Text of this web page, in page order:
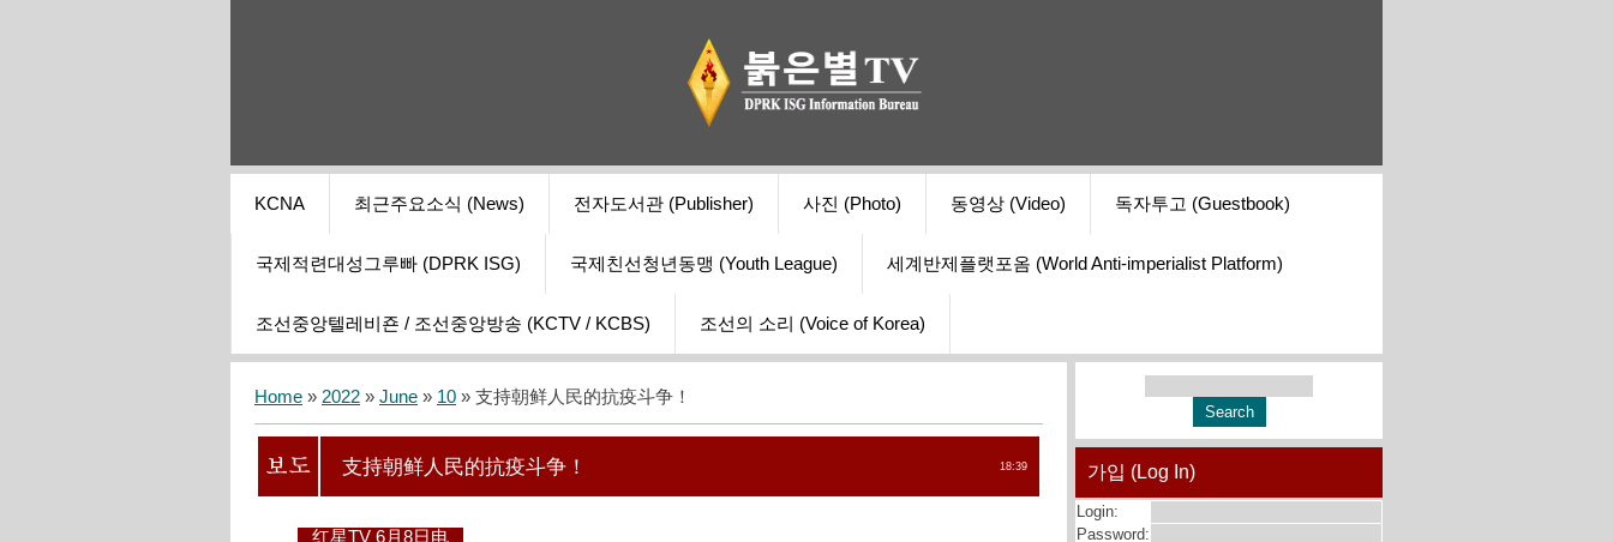
KCNA 최근주요소식 (News) 전자도서관 (Publisher) 사진 (Photo) 동영상 (Video) 독자투고 (Guestbook)
국제적련대성그루빠 (DPRK ISG) 국제친선청년동맹 (Youth League) 세계반제플랫포옴 (World Anti-imperialist Platform)
조선중앙텔레비죤 / 조선중앙방송 (KCTV / KCBS) 조선의 소리 (Voice of Korea)
Home » 2022 » June » 10 » 支持朝鲜人民的抗疫斗争！
18:39
支持朝鲜人民的抗疫斗争！
红星TV 6月8日电
가입 (Log In)
Login:
Password: